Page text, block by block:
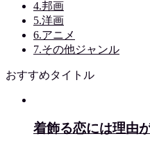
4.邦画
5.洋画
6.アニメ
7.その他ジャンル
おすすめタイトル
着飾る恋には理由